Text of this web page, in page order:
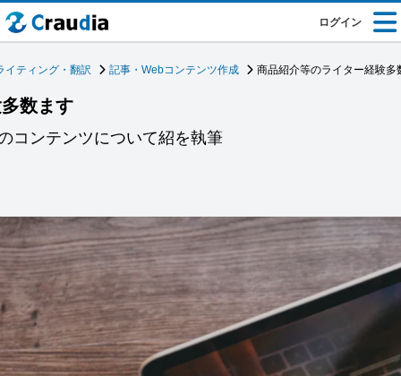
ログイン
イティング・翻訳 記事・Webコンテンツ作成 商品紹介等のライター経験多
数ます
コンテンツについて紹を執筆